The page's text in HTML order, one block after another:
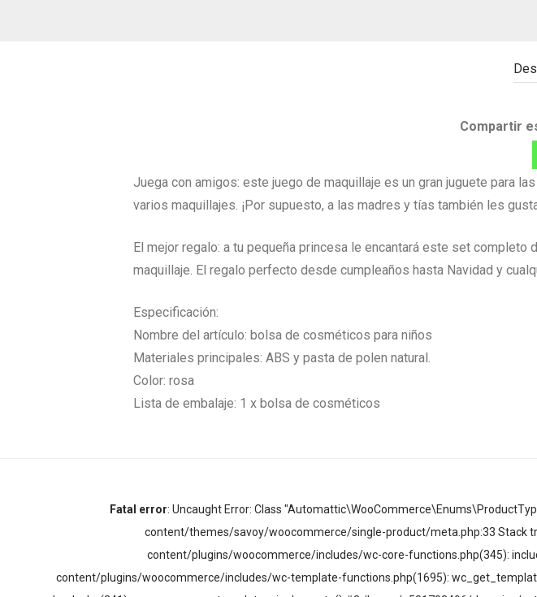
Compartir
Juega con amigos: este juego de maquillaje es un gran juguete para
varios maquillajes. ¡Por supuesto, a las madres y tías también les
El mejor regalo: a tu pequeña princesa le encantará este set
maquillaje. El regalo perfecto desde cumpleaños hasta Navidad y
Especificación:
Nombre del artículo: bolsa de cosméticos para niños
Materiales principales: ABS y pasta de polen natural.
Color: rosa
Lista de embalaje: 1 x bolsa de cosméticos
Fatal error: Uncaught Error: Class
content/themes/savoy/woocommerce/single-product/meta.php:33
content/plugins/woocommerce/includes/wc-core-functions.php(345):
content/plugins/woocommerce/includes/wc-template-functions.php(1695):